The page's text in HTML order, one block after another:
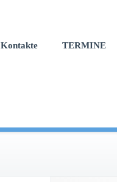
Kontakte TERMINE